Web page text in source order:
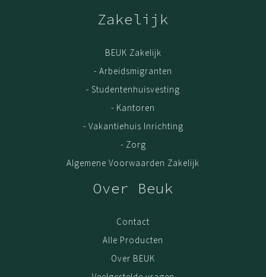
Zakelijk
BEUK Zakelijk
- Arbeidsmigranten
- Studentenhuisvesting
- Kantoren
- Vakantiehuis Inrichting
- Zorg
Algemene Voorwaarden Zakelijk
Over Beuk
Contact
Alle Producten
Over BEUK